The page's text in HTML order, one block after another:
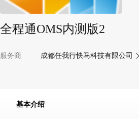
全程通OMS内测版2
服务商 成都任我行快马科技有限公司
基本介绍